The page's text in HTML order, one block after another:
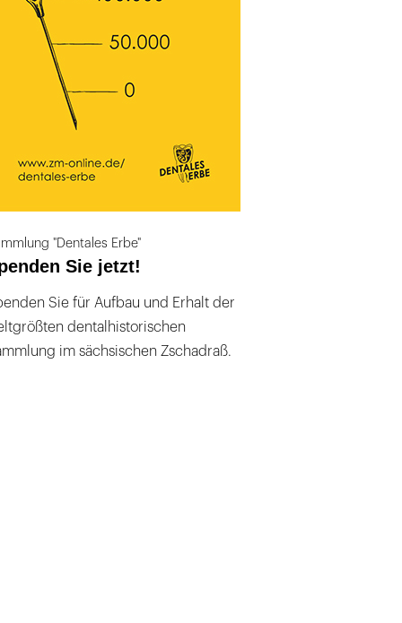
"Dentales Erbe"
Sie jetzt!
Sie für Aufbau und Erhalt der
dentalhistorischen
im sächsischen Zschadraß.